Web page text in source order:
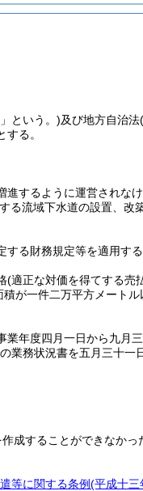
という。)及び地方自治法
る。
するように運営されなけ
る流域下水道の設置、改
る財務規定等を適用する
(適正な対価を得てする売
が一件二万平方メート
年度四月一日から九月
務状況書を五月三十一
成することができなか
等に関する条例(平成十三